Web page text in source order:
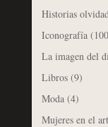
Historias
Iconografía
La imagen del
Libros(9)
Moda(4)
Mujeres en el